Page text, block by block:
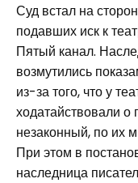
Суд встал на
подавших иск к
Пятый канал.
возмутились
из-за того, что у
ходатайствовали о
незаконный, по их
При этом в
наследница